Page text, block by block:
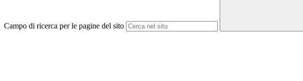
Campo di ricerca per le pagine del sito